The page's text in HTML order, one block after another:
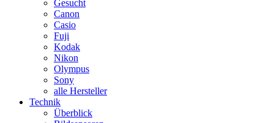
Gesucht
Canon
Casio
Fuji
Kodak
Nikon
Olympus
Sony
alle Hersteller
Technik
Überblick